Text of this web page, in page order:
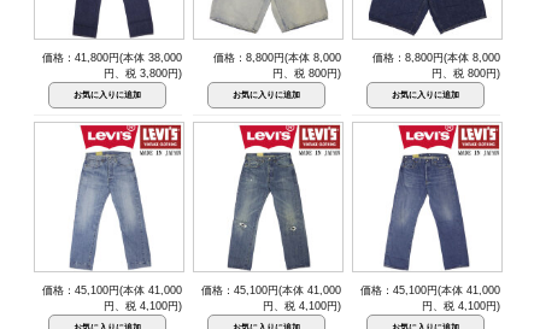
価格：41,800円(本体 38,000
円、税 3,800円)
価格：8,800円(本体 8,000
円、税 800円)
価格：8,800円(本体 8,000
円、税 800円)
価格：45,100円(本体 41,000
円、税 4,100円)
価格：45,100円(本体 41,000
円、税 4,100円)
価格：45,100円(本体 41,000
円、税 4,100円)